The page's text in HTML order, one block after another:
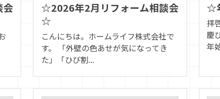
会
☆2026年2月リフォーム相談会
☆
こんにちは。ホームライフ株式会社で
す。 「外壁の色あせが気になってき
た」「ひび割...
☆
拝
慶
年